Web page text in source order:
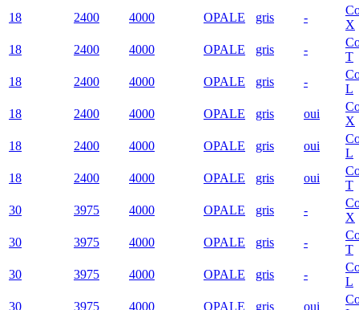
18
2400 4000 OPALE gris -
X
18
2400 4000 OPALE gris -
T
18
2400 4000 OPALE gris -
L
18
2400 4000 OPALE gris oui
X
18
2400 4000 OPALE gris oui
L
18
2400 4000 OPALE gris oui
T
30
3975 4000 OPALE gris -
X
30
3975 4000 OPALE gris -
T
30
3975 4000 OPALE gris -
L
30
3975 4000 OPALE gris oui